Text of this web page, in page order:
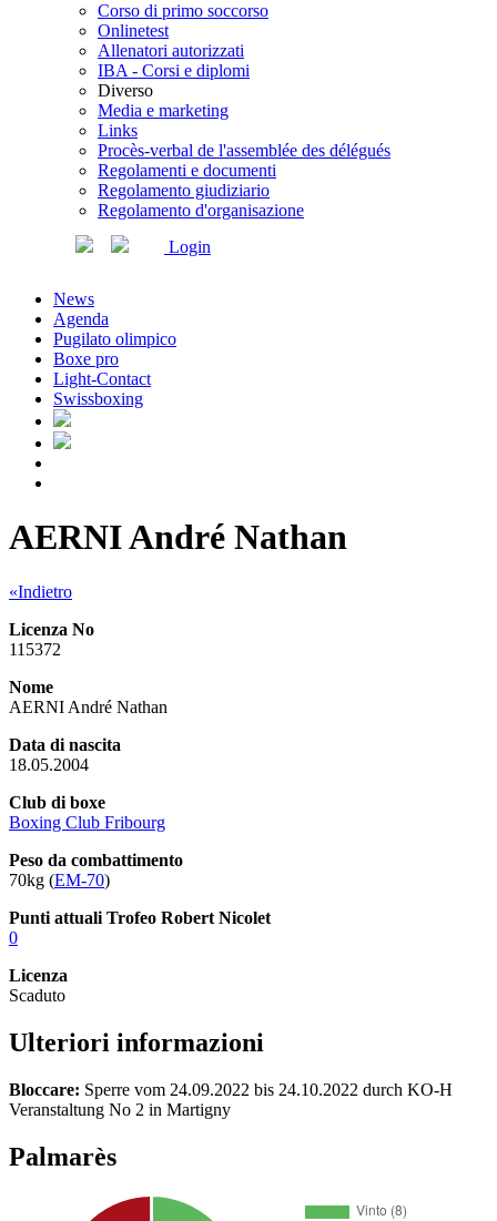
Corso di primo soccorso
Onlinetest
Allenatori autorizzati
IBA - Corsi e diplomi
Diverso
Media e marketing
Links
Procès-verbal de l'assemblée des délégués
Regolamenti e documenti
Regolamento giudiziario
Regolamento d'organisazione
Login
News
Agenda
Pugilato olimpico
Boxe pro
Light-Contact
Swissboxing
AERNI André Nathan
«Indietro
Licenza No
115372
Nome
AERNI André Nathan
Data di nascita
18.05.2004
Club di boxe
Boxing Club Fribourg
Peso da combattimento
70kg (EM-70)
Punti attuali Trofeo Robert Nicolet
0
Licenza
Scaduto
Ulteriori informazioni
Bloccare: Sperre vom 24.09.2022 bis 24.10.2022 durch KO-H
Veranstaltung No 2 in Martigny
Palmarès